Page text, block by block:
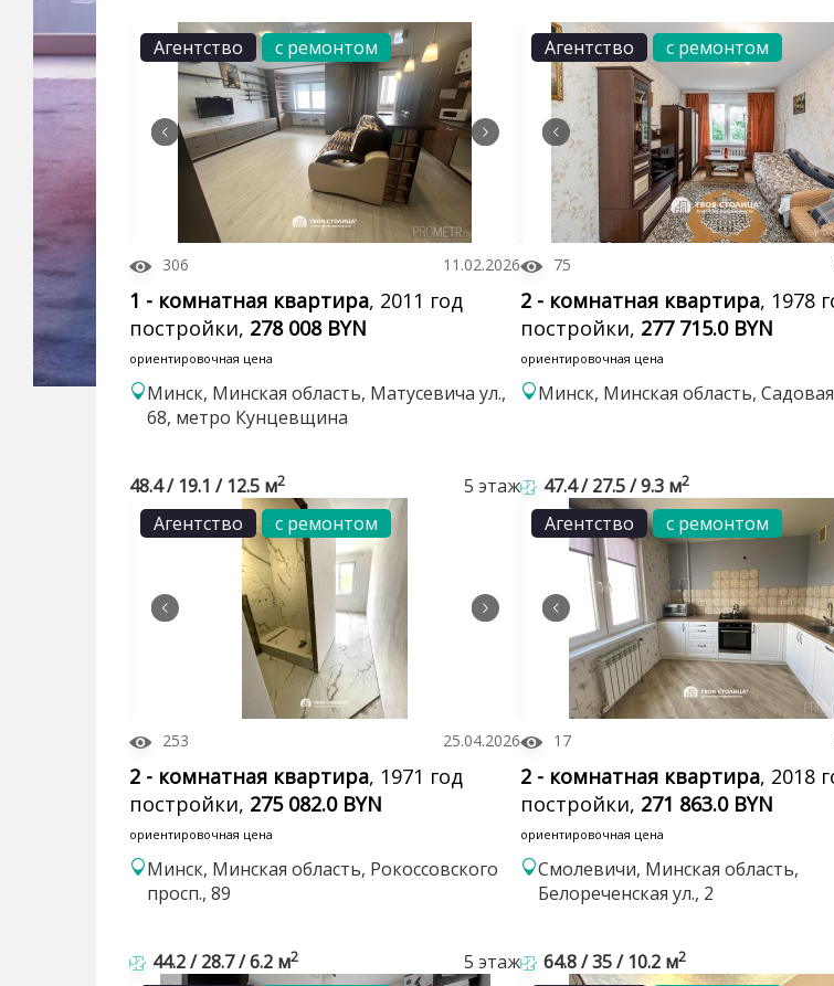
Агентство с ремонтом
306 11.02.2026
1 - комнатная квартира, 2011 год
постройки, 278 008 BYN
ориентировочная цена
Минск, Минская область, Матусевича ул.,
68, метро Кунцевщина
48.4 / 19.1 / 12.5 м2 5 этаж
Агентство с ремонтом
75
2 - комнатная квартира, 1978
постройки, 277 715.0 BYN
ориентировочная цена
Минск, Минская область, Садовая
47.4 / 27.5 / 9.3 м2
Агентство
с ремонтом
253 25.04.2026
2 - комнатная квартира, 1971 год
постройки, 275 082.0 BYN
ориентировочная цена
Минск, Минская область, Рокоссовского
просп., 89
44.2 / 28.7 / 6.2 м2 5 этаж
Агентство с ремонтом
17
2 - комнатная квартира, 2018
постройки, 271 863.0 BYN
ориентировочная цена
Смолевичи, Минская область,
Белореченская ул., 2
64.8 / 35 / 10.2 м2